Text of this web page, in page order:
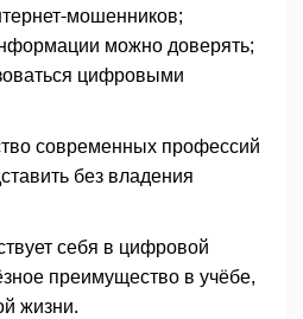
мошенников;
можно доверять;
цифровыми
современных профессий
без владения
себя в цифровой
преимущество в учёбе,
жизни.